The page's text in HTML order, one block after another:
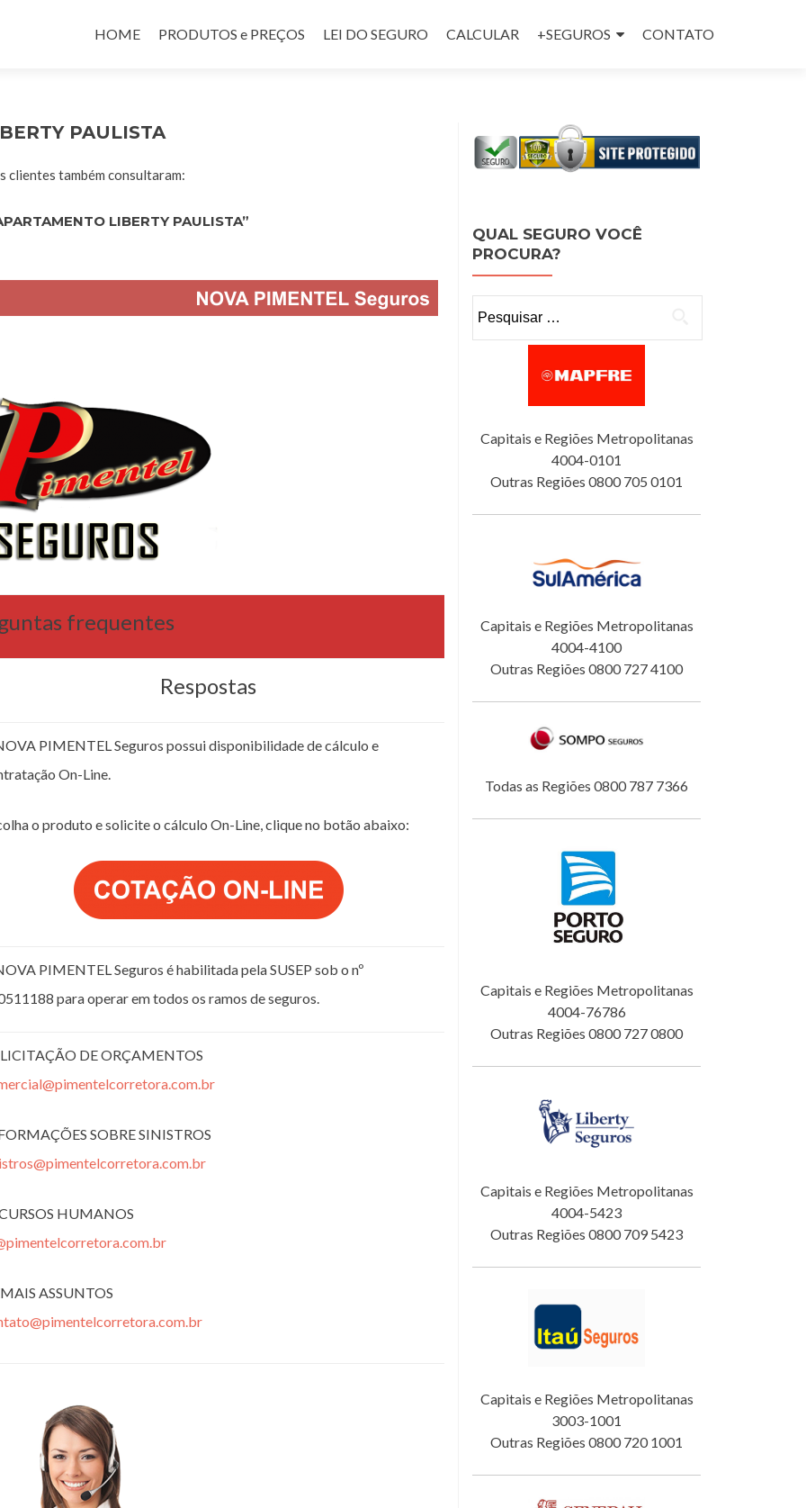
HOME
PRODUTOS e PREÇOS LEI DO SEGURO CALCULAR +SEGUROS CONTATO
PAULISTA
clientes também consultaram:
LIBERTY PAULISTA”
frequentes
Respostas
PIMENTEL Seguros possui disponibilidade de cálculo e
On-Line.
o produto e solicite o cálculo On-Line, clique no botão abaixo:
PIMENTEL Seguros é habilitada pela SUSEP sob o nº
para operar em todos os ramos de seguros.
DE ORÇAMENTOS
SOBRE SINISTROS
HUMANOS
ASSUNTOS
QUAL SEGURO VOCÊ
PROCURA?
Capitais e Regiões Metropolitanas
4004-0101
Outras Regiões 0800 705 0101
Capitais e Regiões Metropolitanas
4004-4100
Outras Regiões 0800 727 4100
Todas as Regiões 0800 787 7366
Capitais e Regiões Metropolitanas
4004-76786
Outras Regiões 0800 727 0800
Capitais e Regiões Metropolitanas
4004-5423
Outras Regiões 0800 709 5423
Capitais e Regiões Metropolitanas
3003-1001
Outras Regiões 0800 720 1001